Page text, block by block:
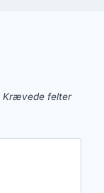
Krævede felter